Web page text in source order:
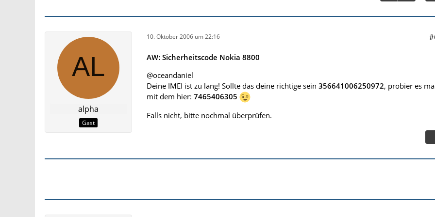
alpha
Gast
10. Oktober 2006 um 22:16
AW: Sicherheitscode Nokia 8800
@oceandaniel
Deine IMEI ist zu lang! Sollte das deine richtige sein 356641006250972, probier es
mit dem hier: 7465406305
Falls nicht, bitte nochmal überprüfen.